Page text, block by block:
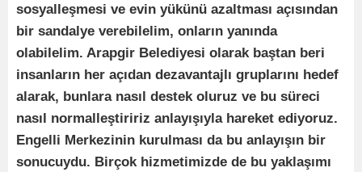
sosyalleşmesi ve evin yükünü azaltması açısından
bir sandalye verebilelim, onların yanında
olabilelim. Arapgir Belediyesi olarak baştan beri
insanların her açıdan dezavantajlı gruplarını hedef
alarak, bunlara nasıl destek oluruz ve bu süreci
nasıl normalleştiririz anlayışıyla hareket ediyoruz.
Engelli Merkezinin kurulması da bu anlayışın bir
sonucuydu. Birçok hizmetimizde de bu yaklaşımı